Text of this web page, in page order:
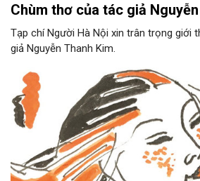
Chùm thơ của tác giả
Tạp chí Người Hà Nội xin trân trọng giới
giả Nguyễn Thanh Kim.